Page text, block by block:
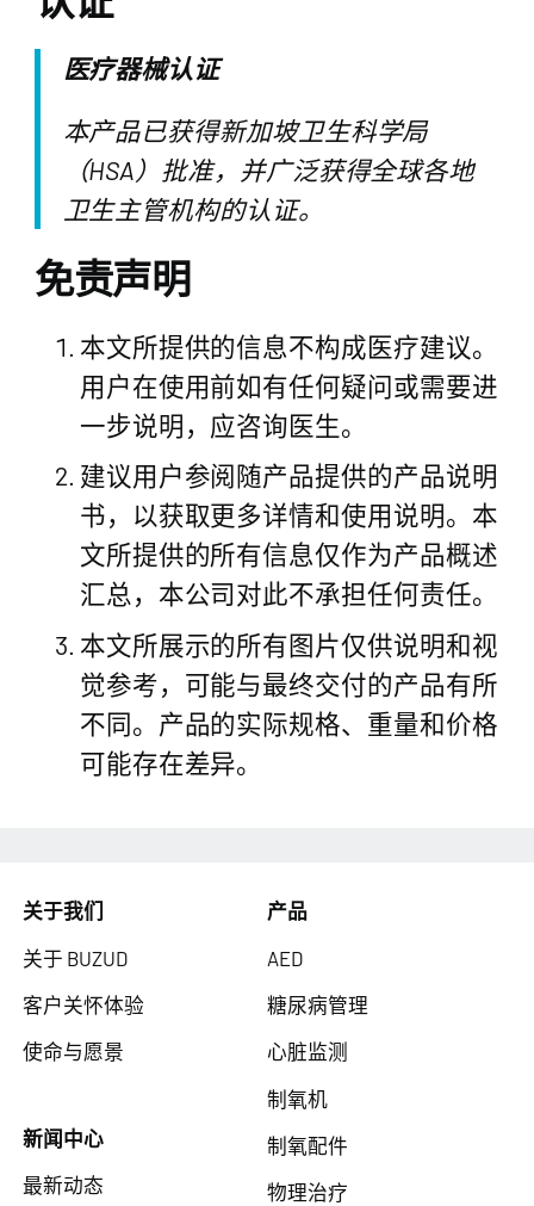
医疗器械认证
本产品已获得新加坡卫生科学局
（HSA）批准，并广泛获得全球各地
卫生主管机构的认证。
免责声明
本文所提供的信息不构成医疗建议。
用户在使用前如有任何疑问或需要进
一步说明，应咨询医生。
建议用户参阅随产品提供的产品说明
书，以获取更多详情和使用说明。本
文所提供的所有信息仅作为产品概述
汇总，本公司对此不承担任何责任。
本文所展示的所有图片仅供说明和视
觉参考，可能与最终交付的产品有所
不同。产品的实际规格、重量和价格
可能存在差异。
关于我们
关于 BUZUD
客户关怀体验
使命与愿景
新闻中心
最新动态
产品
AED
糖尿病管理
心脏监测
制氧机
制氧配件
物理治疗